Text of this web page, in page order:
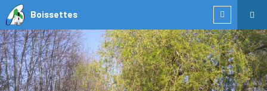
Boissettes